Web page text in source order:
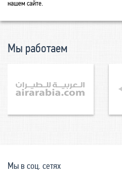
нашем сайте.
Мы работаем
Мы в соц. сетях